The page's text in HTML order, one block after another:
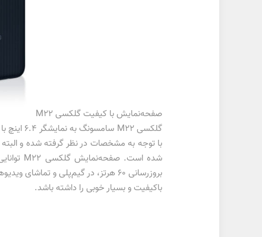
صفحه‌نمایش با کیفیت گلکسی M22
با‌کیفیت و بسیار خوبی را داشته باشد.